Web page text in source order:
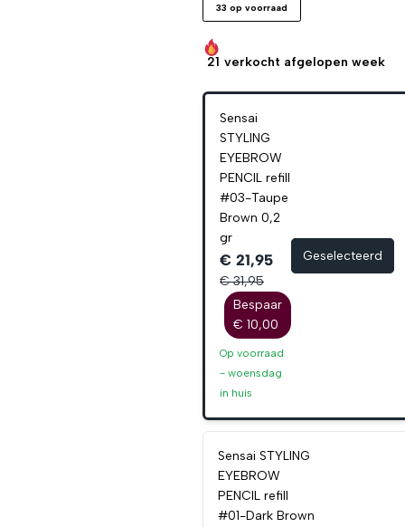
33 op voorraad
21 verkocht afgelopen week
Sensai
STYLING
EYEBROW
PENCIL refill
#03-Taupe
Brown 0,2
gr
€ 21,95
€ 31,95
Bespaar
€ 10,00
Op voorraad
- woensdag
in huis
Geselecteerd
Sensai STYLING
EYEBROW
PENCIL refill
#01-Dark Brown